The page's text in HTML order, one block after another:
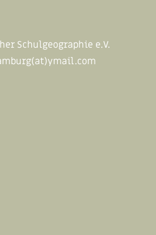
Schulgeographie e.V.